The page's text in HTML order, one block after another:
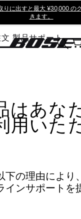
りに出すと最大 ¥30,000 の
きます。
製品サポート
はあな
用いた
下の理由により
インサポートを